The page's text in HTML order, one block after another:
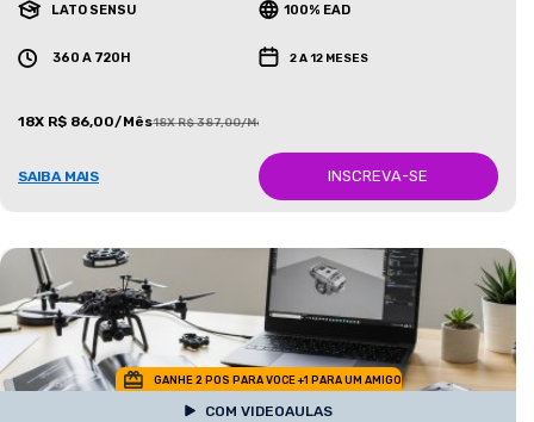
LATO SENSU 100% EAD
360 A 720H 2 A 12 MESES
18X R$ 86,00/Mês18X R$ 387,00/Mês
SAIBA MAIS INSCREVA-SE
GANHE 2 POS PARA VOCE +1 PARA UM AMIGO
COM VIDEOAULAS